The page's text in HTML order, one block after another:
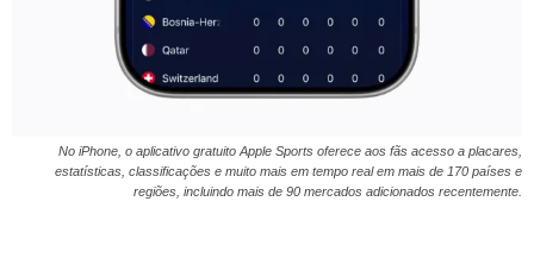
No iPhone, o aplicativo gratuito Apple Sports oferece aos fãs acesso a placares,
estatísticas, classificações e muito mais em tempo real em mais de 170 países e
regiões, incluindo mais de 90 mercados adicionados recentemente.